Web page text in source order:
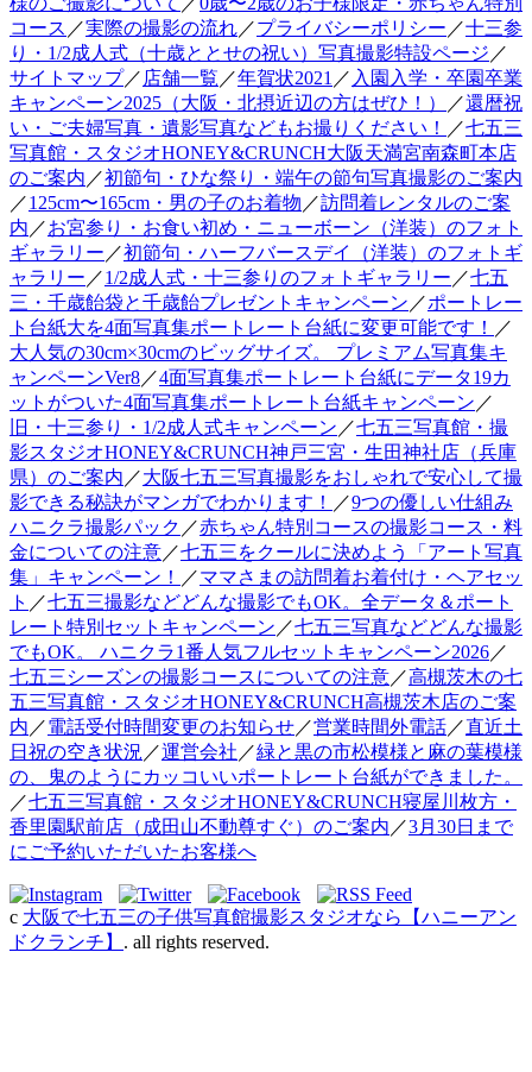
コース ／実際の撮影の流れ／プライバシーポリシー ／十三参
り・1/2成人式（十歳ととせの祝い）写真撮影特設ページ ／
サイトマップ／ 店舗一覧 ／年賀状2021 ／ 入園入学・卒園卒業
キャンペーン2025（大阪・北摂近辺の方はぜひ！）
／還暦祝
い・ご夫婦写真・遺影写真などもお撮りください！ ／七五三
写真館・スタジオHONEY&CRUNCH大阪天満宮南森町本店
のご案内 ／初節句・ひな祭り・端午の節句写真撮影のご案内
／125cm〜165cm・男の子のお着物 ／訪問着レンタルのご案
内 ／お宮参り・お食い初め・ニューボーン（洋装）のフォト
ギャラリー ／初節句・ハーフバースデイ（洋装）のフォトギ
ャラリー ／1/2成人式・十三参りのフォトギャラリー ／七五
三・千歳飴袋と千歳飴プレゼントキャンペーン ／ポートレー
ト台紙大を4面写真集ポートレート台紙に変更可能です！ ／
大人気の30cm×30cmのビッグサイズ。 プレミアム写真集キ
ャンペーンVer8／4面写真集ポートレート台紙にデータ19カ
ットがついた4面写真集ポートレート台紙キャンペーン ／
旧・十三参り・1/2成人式キャンペーン ／七五三写真館・撮
影スタジオHONEY&CRUNCH神戸三宮・生田神社店（兵庫
県）のご案内 ／大阪七五三写真撮影をおしゃれで安心して撮
影できる秘訣がマンガでわかります！ ／9つの優しい仕組み
ハニクラ撮影パック ／赤ちゃん特別コースの撮影コース・料
金についての注意／七五三をクールに決めよう「アート写真
集」キャンペーン！ ／ママさまの訪問着お着付け・ヘアセッ
ト ／七五三撮影などどんな撮影でもOK。全データ＆ポート
レート特別セットキャンペーン ／七五三写真などどんな撮影
でもOK。 ハニクラ1番人気フルセットキャンペーン2026／
七五三シーズンの撮影コースについての注意／高槻茨木の七
五三写真館・スタジオHONEY&CRUNCH高槻茨木店のご案
内 ／電話受付時間変更のお知らせ／営業時間外電話／直近土
日祝の空き状況 ／運営会社 ／緑と黒の市松模様と麻の葉模様
の、鬼のようにカッコいいポートレート台紙ができました。
／七五三写真館・スタジオHONEY&CRUNCH寝屋川枚方・
香里園駅前店（成田山不動尊すぐ）のご案内 ／3月30日まで
にご予約いただいたお客様へ
c 大阪で七五三の子供写真館撮影スタジオなら【ハニーアン
ドクランチ】 . all rights reserved.